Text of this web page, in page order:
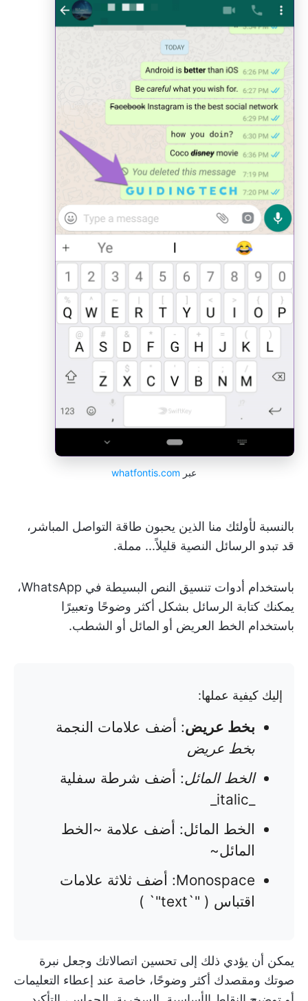
عبر whatfontis.com
بالنسبة لأولئك منا الذين يحبون طاقة التواصل المباشر،
قد تبدو الرسائل النصية قليلاً... مملة.
باستخدام أدوات تنسيق النص البسيطة في WhatsApp،
يمكنك كتابة الرسائل بشكل أكثر وضوحًا وتعبيرًا
باستخدام الخط العريض أو المائل أو الشطب.
إليك كيفية عملها:
بخط عريض: أضف علامات النجمة
بخط عريض
الخط المائل: أضف شرطة سفلية
الخط المائل: أضف علامة ~الخط
المائل~
Monospace: أضف ثلاثة علامات
اقتباس ( "`text"` )
يمكن أن يؤدي ذلك إلى تحسين اتصالاتك وجعل نبرة
صوتك ومقصدك أكثر وضوحًا، خاصة عند إعطاء التعليمات